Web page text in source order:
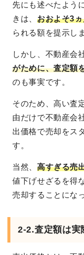
先にも述べたよう
きは、 おおよそ3
られる額を提示し
しかし、不動産会
がために、査定額
のも事実です。
そのため、高い査
由だけで不動産会
出価格で売却をス
す。
当然、 高すぎる売
値下げせざるを得
売却することにな
2-2.査定額は実